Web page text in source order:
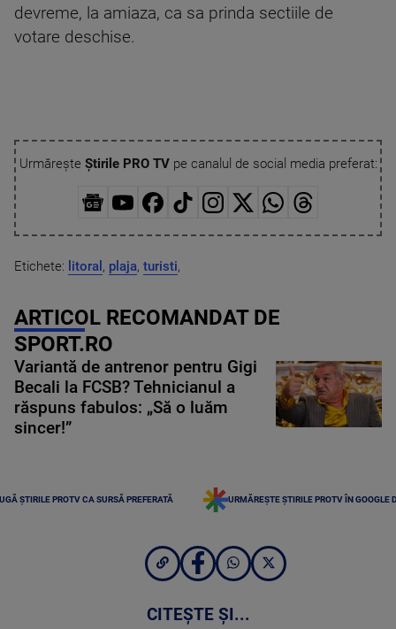
devreme, la amiaza, ca sa prinda sectiile de
votare deschise.
Urmărește Știrile PRO TVpe canalul de social media preferat:
Etichete: litoral , plaja, turisti,
ARTICOL RECOMANDAT DE
SPORT.RO
Variantă de antrenor pentru Gigi
Becali la FCSB? Tehnicianul a
răspuns fabulos: „Să o luăm
sincer!”
ȘTIRILE PROTV CA SURSĂ PREFERATĂ URMĂREȘTE ȘTIRILE PROTV ÎN GOOGLE
CITEȘTE ȘI...